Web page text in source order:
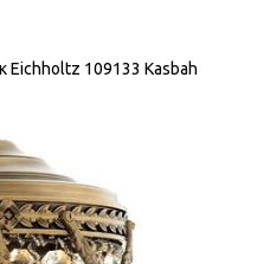
109133 Kasbah